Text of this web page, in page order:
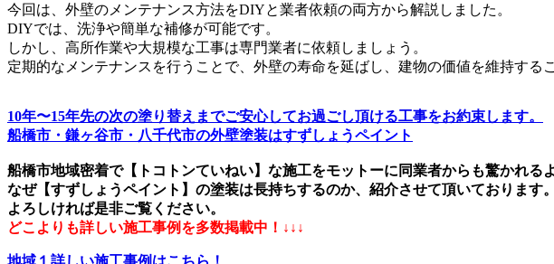
今回は、外壁のメンテナンス方法をDIYと業者依頼の両方から解説しました。
DIYでは、洗浄や簡単な補修が可能です。
しかし、高所作業や大規模な工事は専門業者に依頼しましょう。
定期的なメンテナンスを行うことで、外壁の寿命を延ばし、建物の価値を維持する
10年〜15年先の次の塗り替えまでご安心してお過ごし頂ける工事をお約束します。
船橋市・鎌ヶ谷市・八千代市の外壁塗装はすずしょうペイント
船橋市地域密着で【トコトンていねい】な施工をモットーに同業者からも驚かれる
なぜ【すずしょうペイント】の塗装は長持ちするのか、紹介させて頂いております。
よろしければ是非ご覧ください。
どこよりも詳しい施工事例を多数掲載中！↓↓↓
地域１詳しい施工事例はこちら！